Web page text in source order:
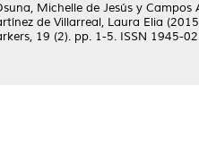
Michelle de Jesús y Campos
de Villarreal, Laura Elia
19 (2). pp. 1-5. ISSN 1945-